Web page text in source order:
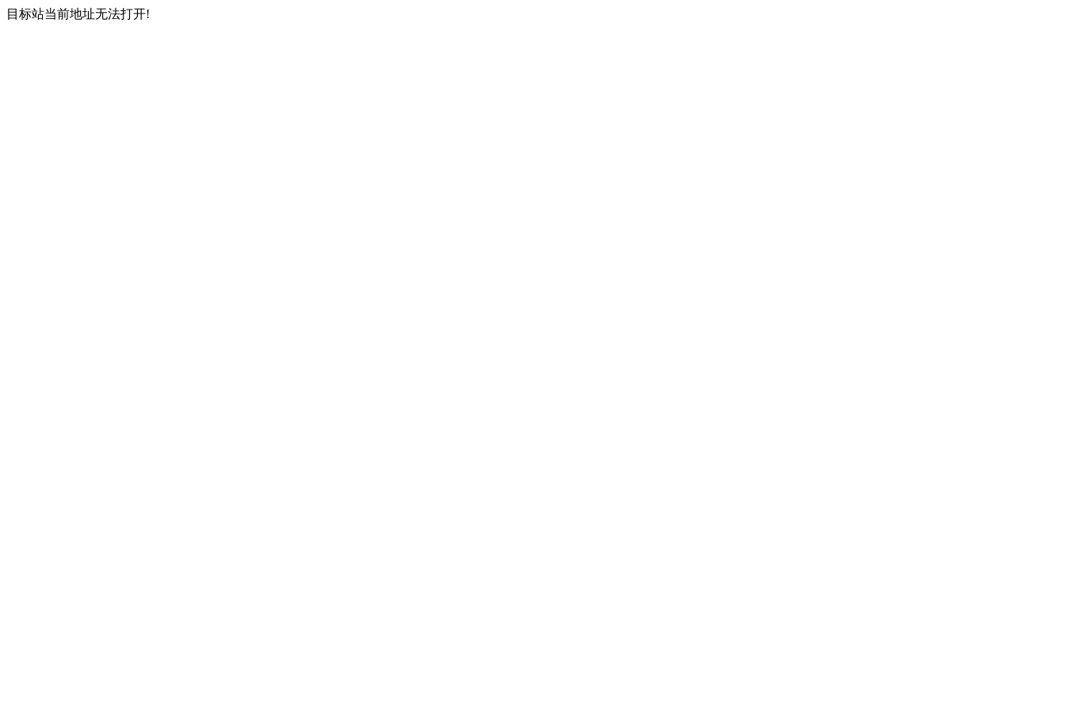
目标站当前地址无法打开!